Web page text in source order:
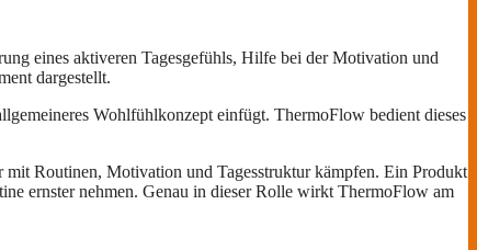
eines aktiveren Tagesgefühls, Hilfe bei der Motivation und
dargestellt.
Wohlfühlkonzept einfügt. ThermoFlow bedient dieses
Routinen, Motivation und Tagesstruktur kämpfen. Ein Produkt
ernster nehmen. Genau in dieser Rolle wirkt ThermoFlow am